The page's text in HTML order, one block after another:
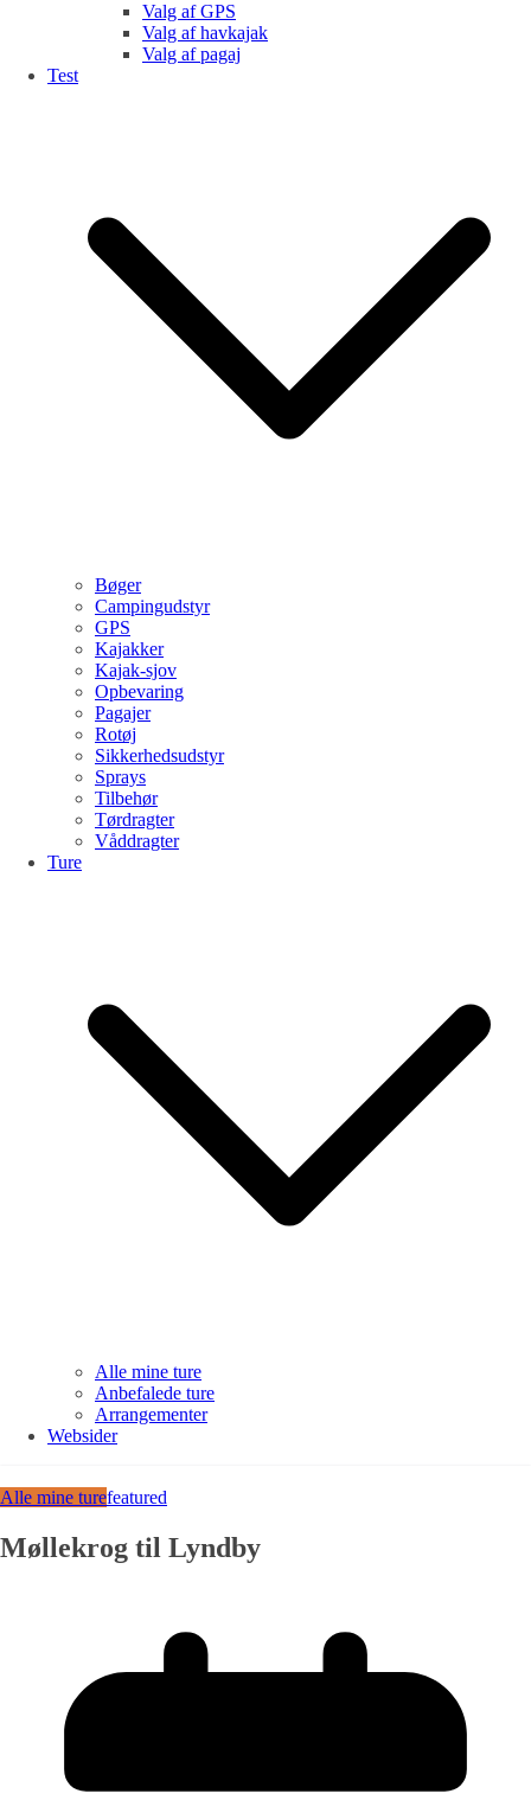
Valg af GPS
Valg af havkajak
Valg af pagaj
Test
Bøger
Campingudstyr
GPS
Kajakker
Kajak-sjov
Opbevaring
Pagajer
Rotøj
Sikkerhedsudstyr
Sprays
Tilbehør
Tørdragter
Våddragter
Ture
Alle mine ture
Anbefalede ture
Arrangementer
Websider
Alle mine turefeatured
Møllekrog til Lyndby